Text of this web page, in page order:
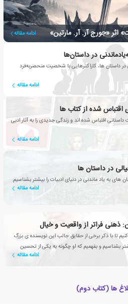
اثر «جورج آر. آر. مارتین» ادامه مقاله
در داستان‌ها
در داستان ها، کاراکترهایی با شخصیت منحصربه‌فرد
ادامه مقاله
اقتباس شده از کتاب ها
داستانی اقتباس شده اند و زندگی جدیدی را به آثار ادبی
ادامه مقاله
در داستان ها
های به یاد ماندنی در دنیای ادبیات را بیشتر بشناسیم.
ادامه مقاله
ذهنی فراتر از واقعیت و خیال
تا با ذکر برخی از حقایق جالب این نویسنده ی بزرگ
بشناسیم و بفهمیم که او چگونه به یکی از تحسین
ادامه مقاله
ها (کتاب دوم)